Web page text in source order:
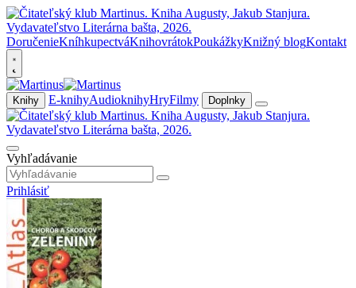
DoručenieKníhkupectváKnihovrátokPoukážkyKnižný blogKontakt
Knihy E-knihyAudioknihyHryFilmy Doplnky
Vyhľadávanie
Prihlásiť